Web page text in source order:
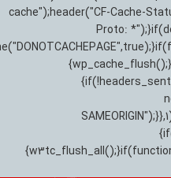
cache");header("CF-Cache-
Proto: